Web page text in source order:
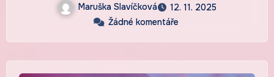
Maruška Slavíčková
12. 11. 2025
Žádné komentáře